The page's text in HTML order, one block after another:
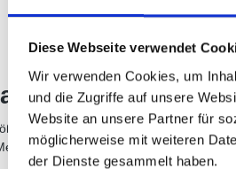
Diese Webseite verwendet
Wir verwenden Cookies, um
und die Zugriffe auf unsere
Website an unsere Partner für
möglicherweise mit weiteren
der Dienste gesammelt haben.
"Polmi"
36, Model Größe 177 cm – trägt
Effekt, lange Schlitze in den